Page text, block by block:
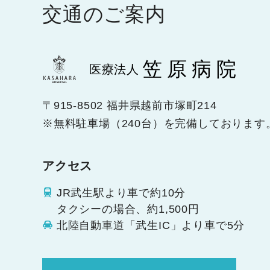
交通のご案内
医療法人 笠原病院
〒915-8502 福井県越前市塚町214
※無料駐車場（240台）を完備しております
アクセス
JR武生駅より車で約10分
タクシーの場合、約1,500円
北陸自動車道「武生IC」より車で5分